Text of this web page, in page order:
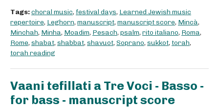
Tags:choral music, festival days, Learned Jewish music
repertoire, Leghorn, manuscript, manuscript score, Mincà,
Minchah, Minha, Moadim, Pesach, psalm, rito italiano, Roma,
Rome, shabat, shabbat, shavuot, Soprano, sukkot, torah,
torah reading
Vaani tefillati a Tre Voci - Basso -
for bass - manuscript score